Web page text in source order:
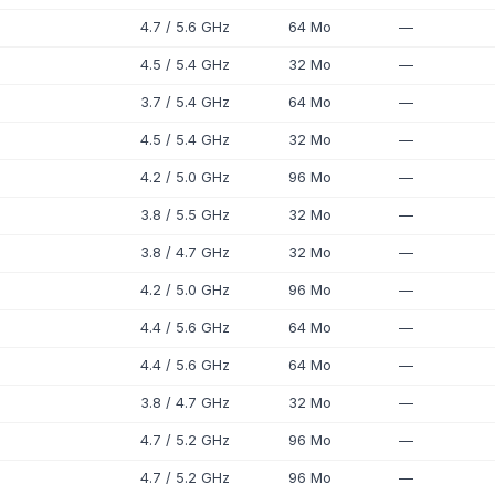
4.7 / 5.6 GHz 64 Mo —
4.5 / 5.4 GHz 32 Mo —
3.7 / 5.4 GHz 64 Mo —
4.5 / 5.4 GHz 32 Mo —
4.2 / 5.0 GHz 96 Mo —
3.8 / 5.5 GHz 32 Mo —
3.8 / 4.7 GHz 32 Mo —
4.2 / 5.0 GHz 96 Mo —
4.4 / 5.6 GHz 64 Mo —
4.4 / 5.6 GHz 64 Mo —
3.8 / 4.7 GHz 32 Mo —
4.7 / 5.2 GHz 96 Mo —
4.7 / 5.2 GHz 96 Mo —